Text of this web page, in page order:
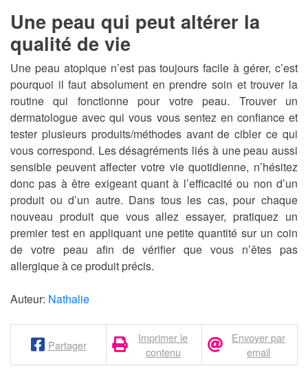
Une peau qui peut altérer la
qualité de vie
Une peau atopique n’est pas toujours facile à gérer, c’est
pourquoi il faut absolument en prendre soin et trouver la
routine qui fonctionne pour votre peau. Trouver un
dermatologue avec qui vous vous sentez en confiance et
tester plusieurs produits/méthodes avant de cibler ce qui
vous correspond. Les désagréments liés à une peau aussi
sensible peuvent affecter votre vie quotidienne, n’hésitez
donc pas à être exigeant quant à l’efficacité ou non d’un
produit ou d’un autre. Dans tous les cas, pour chaque
nouveau produit que vous allez essayer, pratiquez un
premier test en appliquant une petite quantité sur un coin
de votre peau afin de vérifier que vous n’êtes pas
allergique à ce produit précis.
Auteur: Nathalie
Partager
Imprimer le
contenu
Envoyer par
email